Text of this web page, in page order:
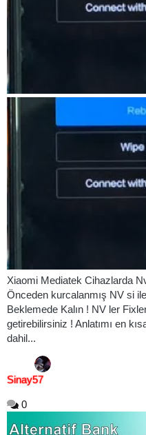
Xiaomi Mediatek Cihazlarda
Önceden kurcalanmış NV si
Beklemede Kalın ! NV ler
getirebilirsiniz ! Anlatımı en
dahil...
Sinay57
0